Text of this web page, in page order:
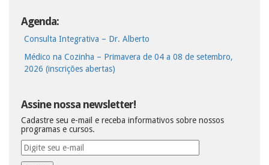
Agenda:
Consulta Integrativa – Dr. Alberto
Médico na Cozinha – Primavera de 04 a 08 de setembro,
2026 (inscrições abertas)
Assine nossa newsletter!
Cadastre seu e-mail e receba informativos sobre nossos
programas e cursos.